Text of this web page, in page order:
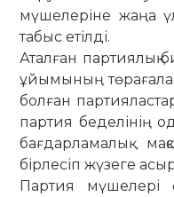
мүшелеріне жаңа
табыс етілді.
Аталған партиялық
ұйымының
болған
партия беделінің
бағдарламалық
бірлесіп жүзеге
Партия мүшелері